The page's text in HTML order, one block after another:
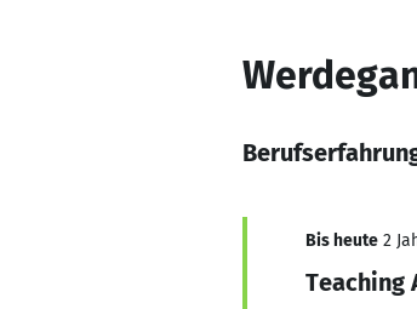
Bis heute 2
Teaching